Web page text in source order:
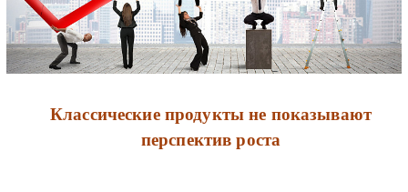
Классические продукты не показывают
перспектив роста